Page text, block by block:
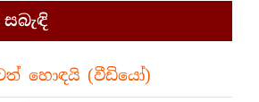
හොඳයි (වීඩියෝ)